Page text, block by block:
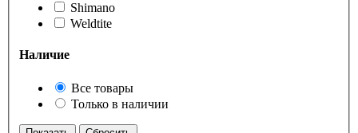
Shimano
Weldtite
Наличие
Все товары
Только в наличии